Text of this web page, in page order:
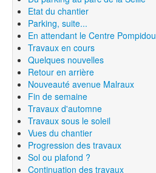
Etat du chantier
Parking, suite...
En attendant le Centre Pompidou
Travaux en cours
Quelques nouvelles
Retour en arrière
Nouveauté avenue Malraux
Fin de semaine
Travaux d'automne
Travaux sous le soleil
Vues du chantier
Progression des travaux
Sol ou plafond ?
Continuation des travaux